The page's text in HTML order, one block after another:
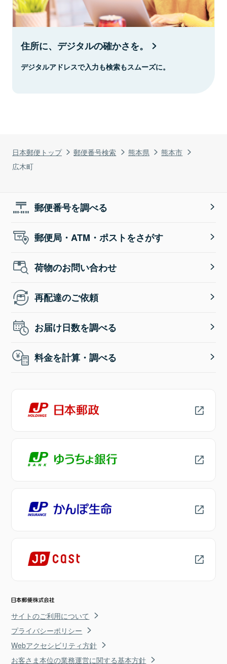
日本郵便トップ 郵便番号検索 熊本県
熊本市
広木町
住所に、デジタルの確かさを。
デジタルアドレスで入力も検索もスムーズに。
郵便番号を調べる
郵便局・ATM・ポストをさがす
荷物のお問い合わせ
再配達のご依頼
お届け日数を調べる
料金を計算・調べる
サイトのご利用について
プライバシーポリシー
Webアクセシビリティ方針
お客さま本位の業務運営に関する基本方針